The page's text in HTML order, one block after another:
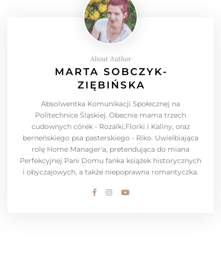
About Author
MARTA SOBCZYK-
ZIĘBIŃSKA
Absolwentka Komunikacji Społecznej na
Politechnice Śląskiej. Obecnie mama trzech
cudownych córek - Rozalki,Florki i Kaliny, oraz
berneńskiego psa pasterskiego - Riko. Uwielbiająca
rolę Home Manager'a, pretendująca do miana
Perfekcyjnej Pani Domu fanka książek historycznych
i obyczajowych, a także niepoprawna romantyczka.